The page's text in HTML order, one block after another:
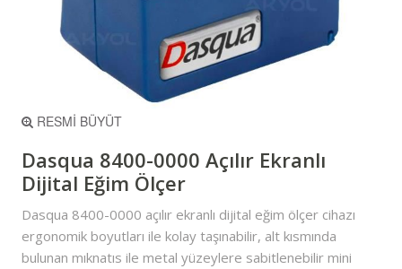
RESMİ BÜYÜT
Dasqua 8400-0000 Açılır Ekranlı
Dijital Eğim Ölçer
Dasqua 8400-0000 açılır ekranlı dijital eğim ölçer cihazı
ergonomik boyutları ile kolay taşınabilir, alt kısmında
bulunan mıknatıs ile metal yüzeylere sabitlenebilir mini